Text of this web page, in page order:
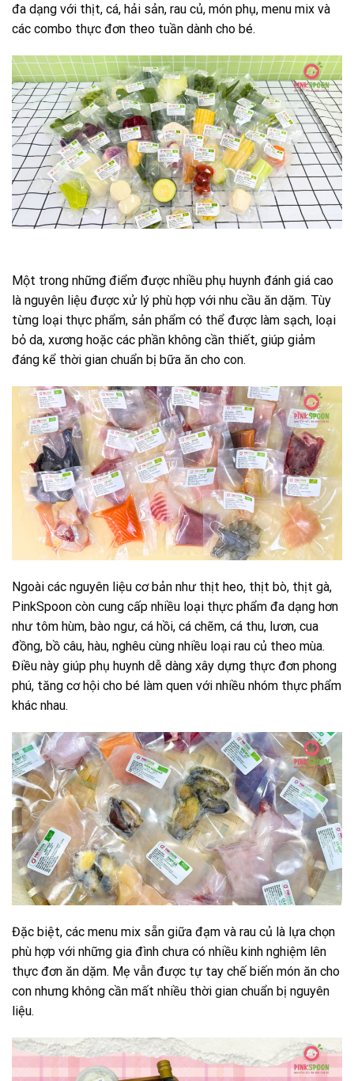
đa dạng với thịt, cá, hải sản, rau củ, món phụ, menu mix và
các combo thực đơn theo tuần dành cho bé.
Một trong những điểm được nhiều phụ huynh đánh giá cao
là nguyên liệu được xử lý phù hợp với nhu cầu ăn dặm. Tùy
từng loại thực phẩm, sản phẩm có thể được làm sạch, loại
bỏ da, xương hoặc các phần không cần thiết, giúp giảm
đáng kể thời gian chuẩn bị bữa ăn cho con.
Ngoài các nguyên liệu cơ bản như thịt heo, thịt bò, thịt gà,
PinkSpoon còn cung cấp nhiều loại thực phẩm đa dạng hơn
như tôm hùm, bào ngư, cá hồi, cá chẽm, cá thu, lươn, cua
đồng, bồ câu, hàu, nghêu cùng nhiều loại rau củ theo mùa.
Điều này giúp phụ huynh dễ dàng xây dựng thực đơn phong
phú, tăng cơ hội cho bé làm quen với nhiều nhóm thực phẩm
khác nhau.
Đặc biệt, các menu mix sẵn giữa đạm và rau củ là lựa chọn
phù hợp với những gia đình chưa có nhiều kinh nghiệm lên
thực đơn ăn dặm. Mẹ vẫn được tự tay chế biến món ăn cho
con nhưng không cần mất nhiều thời gian chuẩn bị nguyên
liệu.